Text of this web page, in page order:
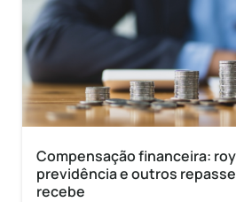
Compensação financeira:
previdência e outros
recebe